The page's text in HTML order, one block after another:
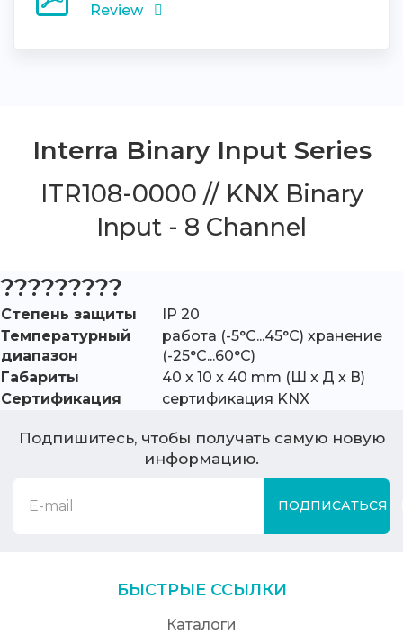
Review
Interra Binary Input Series
ITR108-0000 // KNX Binary
Input - 8 Channel
?????????
Степень защиты
IP 20
Температурный
диапазон
работа (-5°C...45°C) хранение
(-25°C...60°C)
Габариты
40 x 10 x 40 mm (Ш x Д x В)
Сертификация
сертификация KNX
Подпишитесь, чтобы получать самую новую
информацию.
ПОДПИСАТЬСЯ
БЫСТРЫЕ ССЫЛКИ
Каталоги